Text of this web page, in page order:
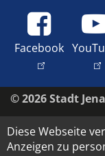
Facebook
© 2026 Stadt Jena
Diese Webseite
Anzeigen zu